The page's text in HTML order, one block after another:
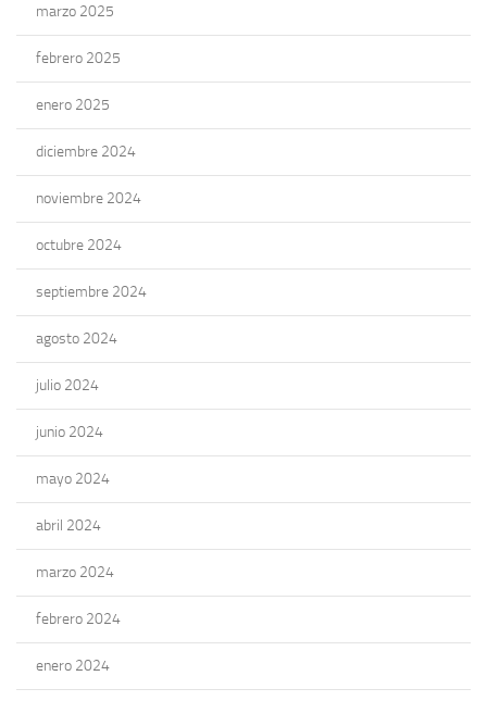
marzo 2025
febrero 2025
enero 2025
diciembre 2024
noviembre 2024
octubre 2024
septiembre 2024
agosto 2024
julio 2024
junio 2024
mayo 2024
abril 2024
marzo 2024
febrero 2024
enero 2024